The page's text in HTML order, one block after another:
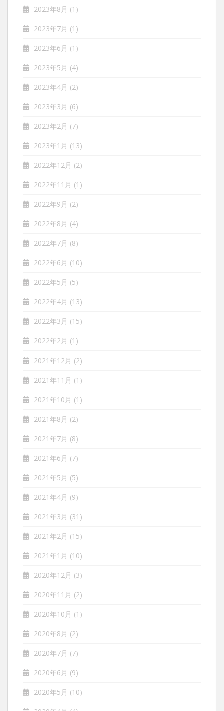
2023年8月 (1)
2023年7月 (1)
2023年6月 (1)
2023年5月 (4)
2023年4月 (2)
2023年3月 (6)
2023年2月 (7)
2023年1月 (13)
2022年12月 (2)
2022年11月 (1)
2022年9月 (2)
2022年8月 (4)
2022年7月 (8)
2022年6月 (10)
2022年5月 (5)
2022年4月 (13)
2022年3月 (15)
2022年2月 (1)
2021年12月 (2)
2021年11月 (1)
2021年10月 (1)
2021年8月 (2)
2021年7月 (8)
2021年6月 (7)
2021年5月 (5)
2021年4月 (9)
2021年3月 (31)
2021年2月 (15)
2021年1月 (10)
2020年12月 (3)
2020年11月 (2)
2020年10月 (1)
2020年8月 (2)
2020年7月 (7)
2020年6月 (9)
2020年5月 (10)